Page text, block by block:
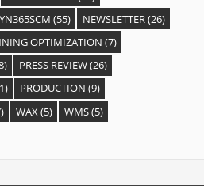
(55) NEWSLETTER(26)
OPTIMIZATION (7)
PRESS REVIEW(26)
PRODUCTION (9)
WAX(5) WMS(5)